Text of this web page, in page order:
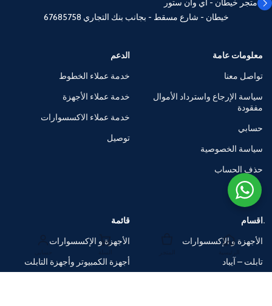
متجر خيطان - اي وان ستور
خيطان - شارع مسقط - بجانب بنك التجاري 67685758
معلومات عامة
تواصل معنا
سياسة الإرجاع واسترداد الأموال
مفقودة
حسابي
سياسة الخصوصية
حذف الحساب
الدعم
خدمة عملاء الخطوط
خدمة عملاء الأجهزة
خدمة عملاء الاكسسوارات
توصيل
اقسام
الأجهزة و الإكسسوارات
تابلت – آيباد
قائمة
الأجهزة و الإكسسوارات
أجهزة الكمبيوتر وأجهزة التابلت